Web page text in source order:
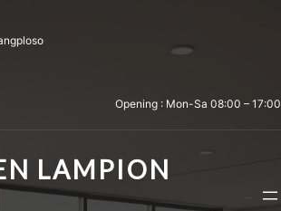
Opening : Mon-Sa 08:00 – 17:00
LAMPION